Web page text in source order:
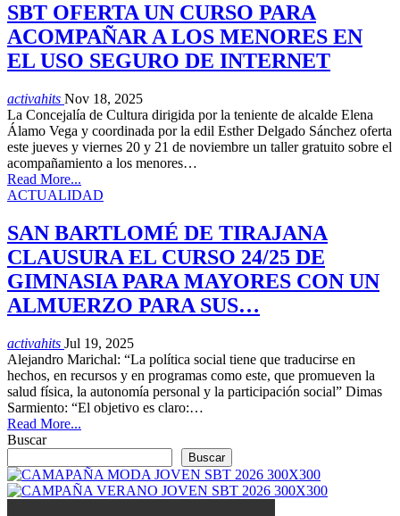
SBT OFERTA UN CURSO PARA
ACOMPAÑAR A LOS MENORES EN
EL USO SEGURO DE INTERNET
activahits Nov 18, 2025
La Concejalía de Cultura dirigida por la teniente de alcalde Elena
Álamo Vega y coordinada por la edil Esther Delgado Sánchez oferta
este jueves y viernes 20 y 21 de noviembre un taller gratuito sobre el
acompañamiento a los menores…
Read More...
ACTUALIDAD
SAN BARTLOMÉ DE TIRAJANA
CLAUSURA EL CURSO 24/25 DE
GIMNASIA PARA MAYORES CON UN
ALMUERZO PARA SUS…
activahits Jul 19, 2025
Alejandro Marichal: “La política social tiene que traducirse en
hechos, en recursos y en programas como este, que promueven la
salud física, la autonomía personal y la participación social” Dimas
Sarmiento: “El objetivo es claro:…
Read More...
Buscar
Buscar